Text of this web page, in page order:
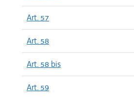
Art. 57
Art. 58
Art. 58 bis
Art. 59